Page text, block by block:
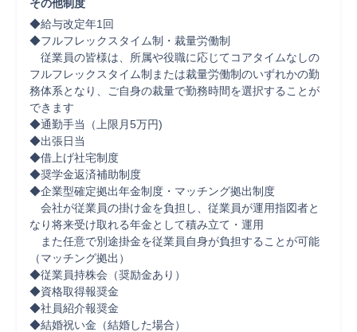
その他制度
◆給与改定年1回
◆フルフレックスタイム制・裁量労働制
従業員の皆様は、所属や役職に応じてコアタイムなしの
フルフレックスタイム制または裁量労働制のいずれかの勤
務体系となり、ご自身の裁量で勤務時間を選択することが
できます
◆通勤手当（上限月5万円)
◆出張日当
◆借上げ社宅制度
◆奨学金返済補助制度
◆企業型確定拠出年金制度・マッチング拠出制度
会社が従業員の掛け金を負担し、従業員が運用指図者と
なり将来受け取れる年金として積み立て・運用
また任意で別途掛金を従業員自身が負担することが可能
（マッチング拠出）
◆従業員持株会（奨励金あり）
◆資格取得報奨金
◆社員紹介報奨金
◆結婚祝い金（結婚した場合）